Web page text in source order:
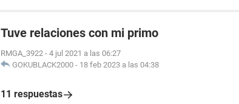
Tuve relaciones con mi primo
RMGA_3922 - 4 jul 2021 a las 06:27
GOKUBLACK2000 - 18 feb 2023 a las 04:38
11 respuestas